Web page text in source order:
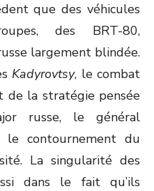
que des véhicules
des BRT-80,
largement blindée.
Kadyrovtsy, le combat
de la stratégie pensée
russe, le général
le contournement du
La singularité des
dans le fait qu’ils